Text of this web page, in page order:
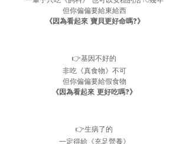
但你偏偏要給東給西
《因為看起來 寶貝更好命嗎❓》
👉基因不好的
非吃《真食物》不可
但你偏偏要給假食物
《因為看起來 更好吃嗎❓》
👉生病了的
一定得給《充足營養》